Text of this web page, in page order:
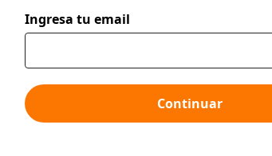
Ingresa tu email
Continuar